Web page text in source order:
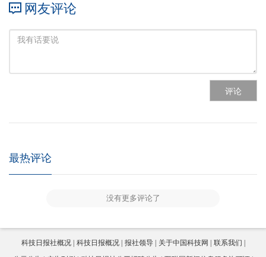
网友评论
评论
最热评论
没有更多评论了
科技日报社概况 科技日报概况 报社领导 关于中国科技网
联系我们